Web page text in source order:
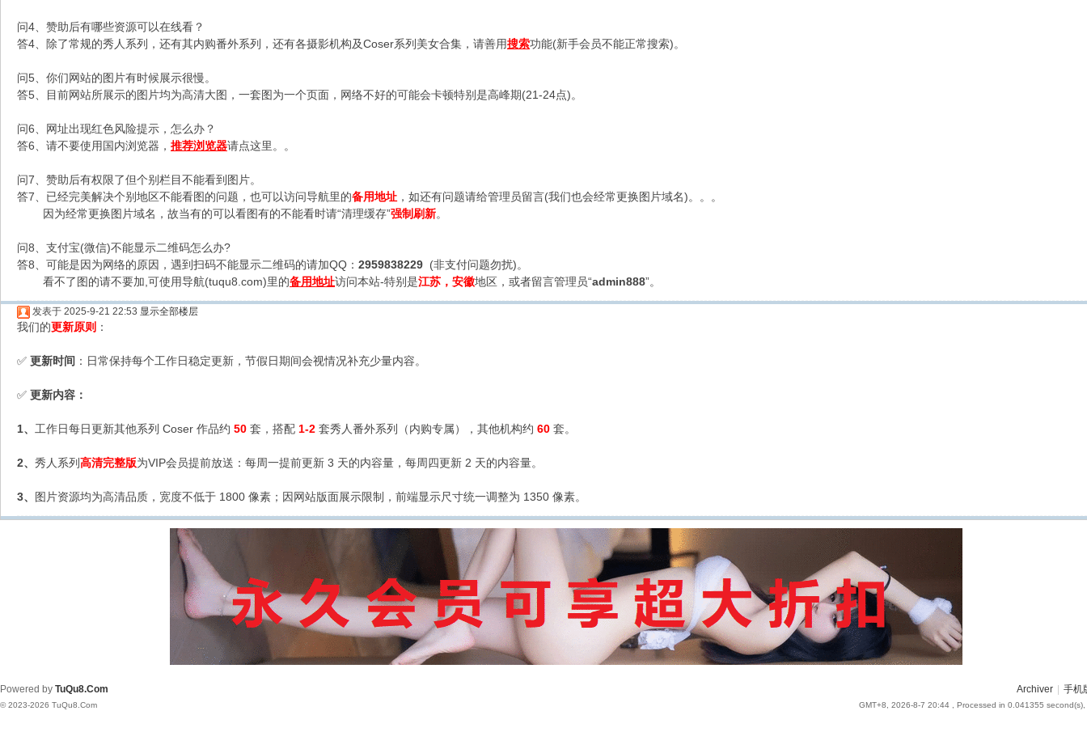
问4、赞助后有哪些资源可以在线看？
答4、除了常规的秀人系列，还有其内购番外系列，还有各摄影机构及Coser系列美女合集，请善用搜索功能(新手会员不能正常搜索)。
问5、你们网站的图片有时候展示很慢。
答5、目前网站所展示的图片均为高清大图，一套图为一个页面，网络不好的可能会卡顿特别是高峰期(21-24点)。
问6、网址出现红色风险提示，怎么办？
答6、请不要使用国内浏览器， 推荐浏览器请点这里。。
问7、赞助后有权限了但个别栏目不能看到图片。
答7、已经完美解决个别地区不能看图的问题，也可以访问导航里的备用地址 ，如还有问题请给管理员留言(我们也会经常更换图片域名)。。。
因为经常更换图片域名，故当有的可以看图有的不能看时请“清理缓存”强制刷新。
问8、支付宝(微信)不能显示二维码怎么办?
答8、可能是因为网络的原因，遇到扫码不能显示二维码的请加QQ： 2959838229 (非支付问题勿扰)。
看不了图的请不要加,可使用导航(tuqu8.com)里的备用地址访问本站-特别是江苏，安徽地区，或者留言管理员“admin888”。
发表于 2025-9-21 22:53 显示全部楼层
我们的更新原则 ：
✅ 更新时间 ：日常保持每个工作日稳定更新，节假日期间会视情况补充少量内容。
✅ 更新内容：
1、 工作日每日更新其他系列 Coser 作品约 50 套，搭配 1-2 套秀人番外系列（内购专属），其他机构约 60 套。
2、 秀人系列高清完整版为VIP会员提前放送：每周一提前更新 3 天的内容量，每周四更新 2 天的内容量。
3、 图片资源均为高清品质，宽度不低于 1800 像素；因网站版面展示限制，前端显示尺寸统一调整为 1350 像素。
Archiver 手机
GMT+8, 2026-8-7 20:44 , Processed in 0.041355
Powered by TuQu8.Com
© 2023-2026 TuQu8.Com